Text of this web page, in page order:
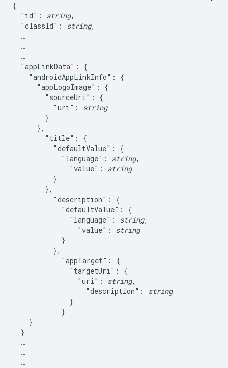
{
  "id":
string,
  "classId":
string,
  …
  …
  …
  "appLinkData": {
    "androidAppLinkInfo": {
      "appLogoImage": {
        "sourceUri": {
          "uri":
string
        }
      },
        "title": {
          "defaultValue": {
            "language":
string,
              "value":
string
          }
        },
          "description": {
            "defaultValue": {
              "language":
string,
                "value":
string
            }
          },
            "appTarget": {
              "targetUri": {
                "uri":
string,
                  "description":
string
              }
            }
    }
  }
  …
  …
  …